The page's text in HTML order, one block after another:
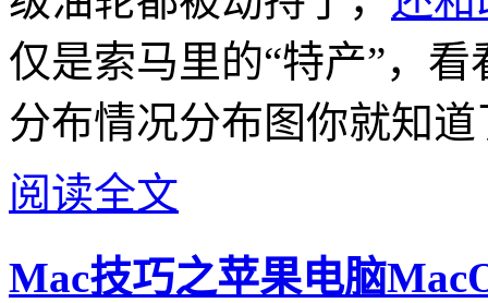
仅是索马里的“特产”，
分布情况分布图你就知
阅读全文
Mac技巧之苹果电脑